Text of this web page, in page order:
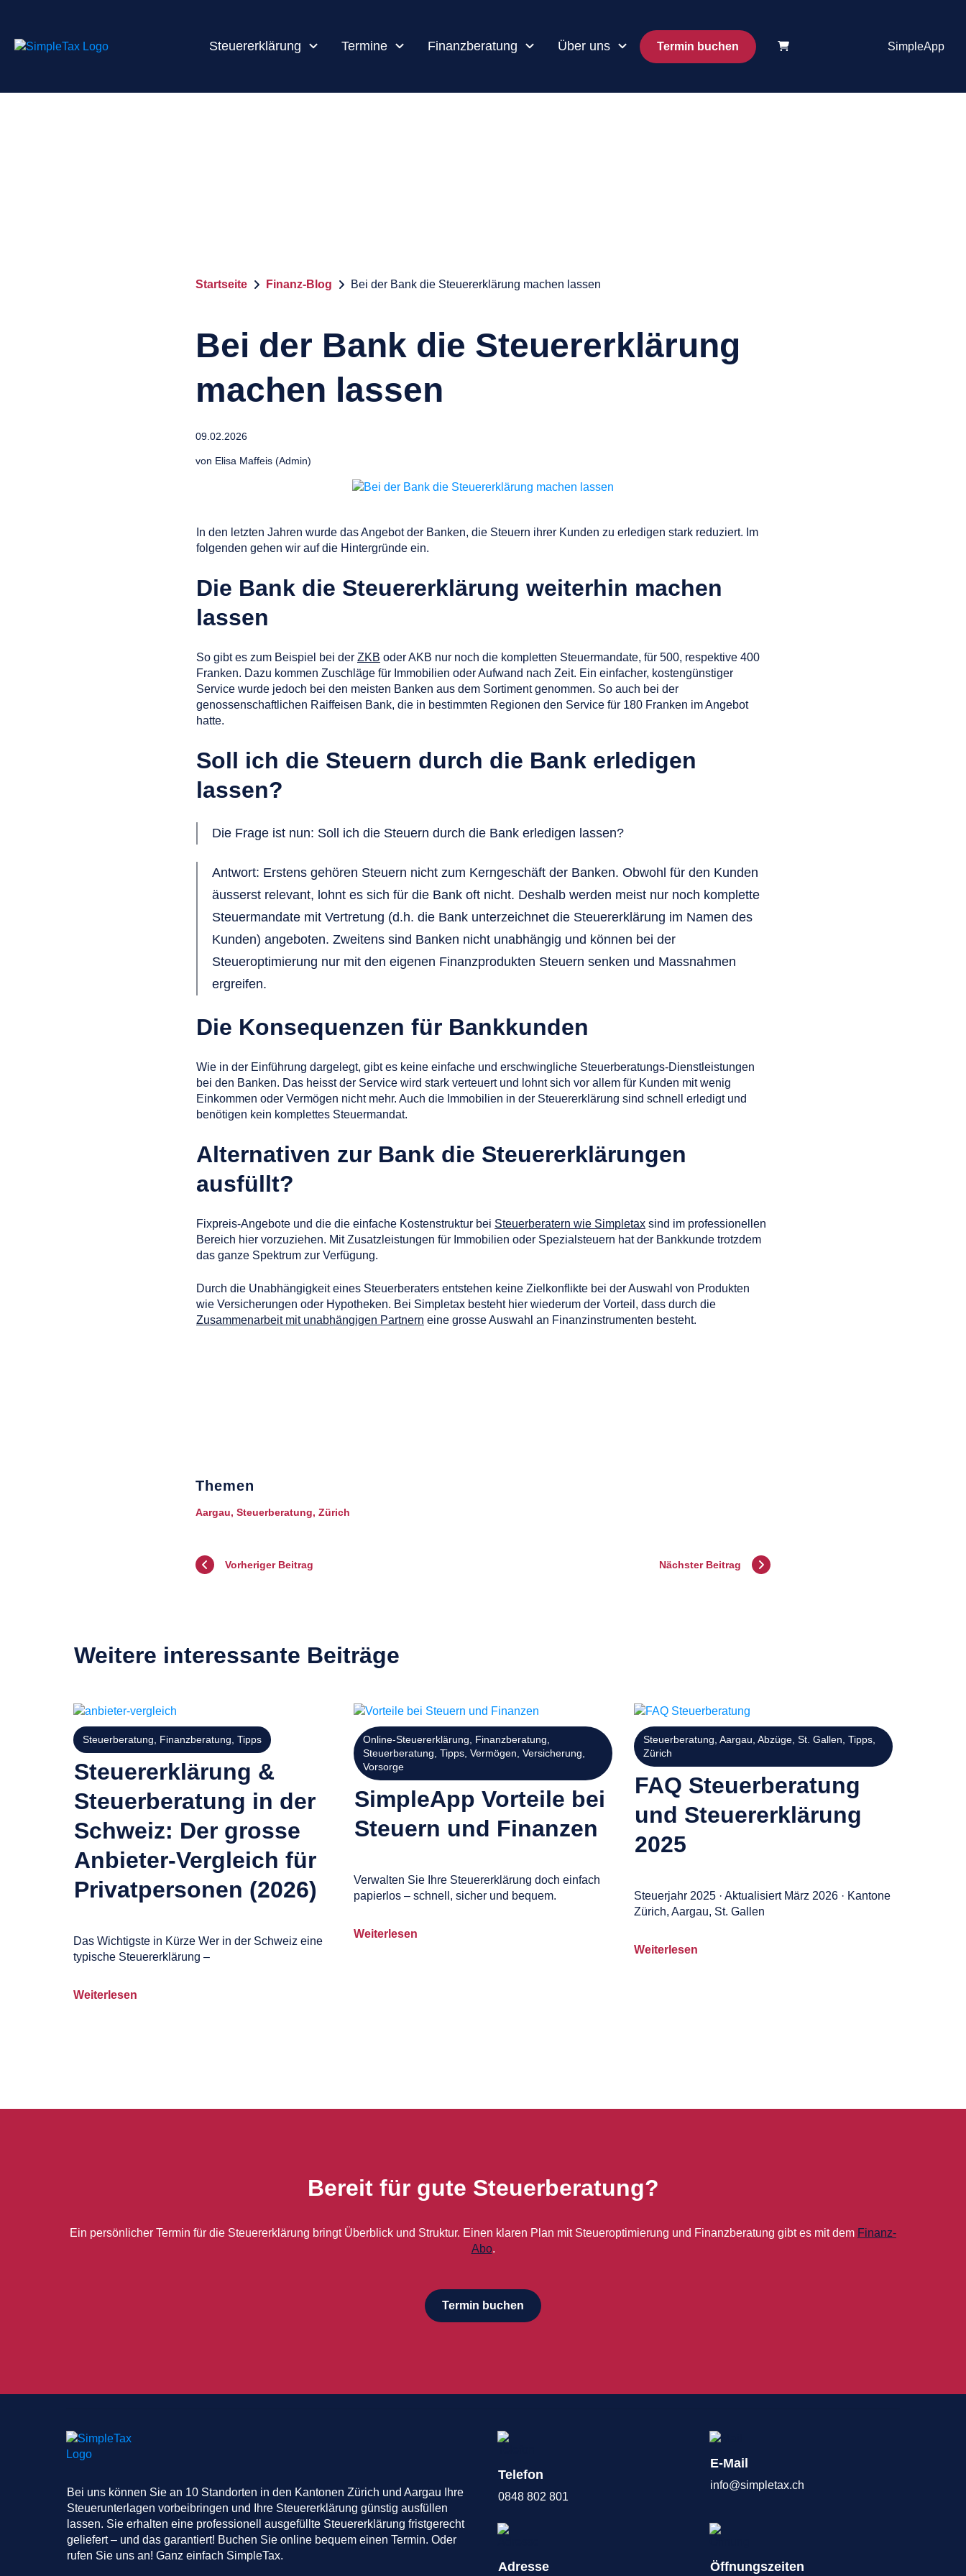
Steuererklärung Termine Finanzberatung Über uns Termin buchen SimpleApp
Startseite Finanz-Blog Bei der Bank die Steuererklärung machen lassen
Bei der Bank die Steuererklärung
machen lassen
09.02.2026
von Elisa Maffeis (Admin)
In den letzten Jahren wurde das Angebot der Banken, die Steuern ihrer Kunden zu erledigen stark reduziert. Im
folgenden gehen wir auf die Hintergründe ein.
Die Bank die Steuererklärung weiterhin machen
lassen
So gibt es zum Beispiel bei der ZKB oder AKB nur noch die kompletten Steuermandate, für 500, respektive 400
Franken. Dazu kommen Zuschläge für Immobilien oder Aufwand nach Zeit. Ein einfacher, kostengünstiger
Service wurde jedoch bei den meisten Banken aus dem Sortiment genommen. So auch bei der
genossenschaftlichen Raiffeisen Bank, die in bestimmten Regionen den Service für 180 Franken im Angebot
hatte.
Soll ich die Steuern durch die Bank erledigen
lassen?
Die Frage ist nun: Soll ich die Steuern durch die Bank erledigen lassen?
Antwort: Erstens gehören Steuern nicht zum Kerngeschäft der Banken. Obwohl für den Kunden
äusserst relevant, lohnt es sich für die Bank oft nicht. Deshalb werden meist nur noch komplette
Steuermandate mit Vertretung (d.h. die Bank unterzeichnet die Steuererklärung im Namen des
Kunden) angeboten. Zweitens sind Banken nicht unabhängig und können bei der
Steueroptimierung nur mit den eigenen Finanzprodukten Steuern senken und Massnahmen
ergreifen.
Die Konsequenzen für Bankkunden
Wie in der Einführung dargelegt, gibt es keine einfache und erschwingliche Steuerberatungs-Dienstleistungen
bei den Banken. Das heisst der Service wird stark verteuert und lohnt sich vor allem für Kunden mit wenig
Einkommen oder Vermögen nicht mehr. Auch die Immobilien in der Steuererklärung sind schnell erledigt und
benötigen kein komplettes Steuermandat.
Alternativen zur Bank die Steuererklärungen
ausfüllt?
Fixpreis-Angebote und die die einfache Kostenstruktur bei Steuerberatern wie Simpletax sind im professionellen
Bereich hier vorzuziehen. Mit Zusatzleistungen für Immobilien oder Spezialsteuern hat der Bankkunde trotzdem
das ganze Spektrum zur Verfügung.
Durch die Unabhängigkeit eines Steuerberaters entstehen keine Zielkonflikte bei der Auswahl von Produkten
wie Versicherungen oder Hypotheken. Bei Simpletax besteht hier wiederum der Vorteil, dass durch die
Zusammenarbeit mit unabhängigen Partnern eine grosse Auswahl an Finanzinstrumenten besteht.
Themen
Aargau, Steuerberatung, Zürich
Vorheriger Beitrag Nächster Beitrag
Weitere interessante Beiträge
Steuerberatung Finanzberatung Tipps
Steuererklärung &
Steuerberatung in der
Schweiz: Der grosse
Anbieter-Vergleich für
Privatpersonen (2026)
Das Wichtigste in Kürze Wer in der Schweiz eine
typische Steuererklärung –
Weiterlesen
Online-Steuererklärung Finanzberatung
Steuerberatung Tipps, Vermögen Versicherung
Vorsorge
SimpleApp Vorteile bei
Steuern und Finanzen
Verwalten Sie Ihre Steuererklärung doch einfach
papierlos – schnell, sicher und bequem.
Weiterlesen
Steuerberatung Aargau Abzüge, St. Gallen Tipps,
Zürich
FAQ Steuerberatung
und Steuererklärung
2025
Steuerjahr 2025 · Aktualisiert März 2026 · Kantone
Zürich, Aargau, St. Gallen
Weiterlesen
Bereit für gute Steuerberatung?
Ein persönlicher Termin für die Steuererklärung bringt Überblick und Struktur. Einen klaren Plan mit Steueroptimierung und Finanzberatung gibt es mit dem Finanz-
Abo.
Termin buchen
Bei uns können Sie an 10 Standorten in den Kantonen Zürich und Aargau Ihre
Steuerunterlagen vorbeibringen und Ihre Steuererklärung günstig ausfüllen
lassen. Sie erhalten eine professionell ausgefüllte Steuererklärung fristgerecht
geliefert – und das garantiert! Buchen Sie online bequem einen Termin. Oder
rufen Sie uns an! Ganz einfach SimpleTax.
Telefon
0848 802 801
E-Mail
info@simpletax.ch
Adresse Öffnungszeiten